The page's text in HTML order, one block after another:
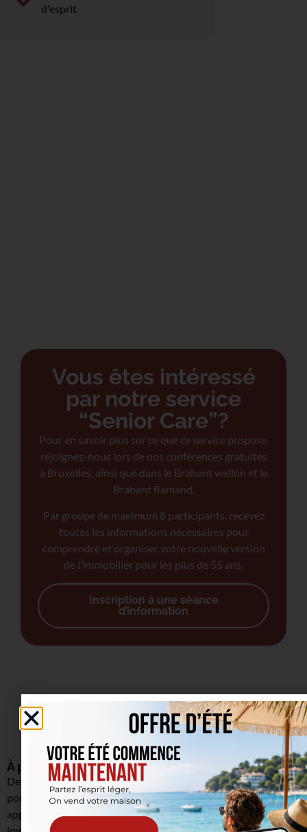
d'esprit
Vous êtes intéressé
par notre service
“Senior Care”?
Pour en savoir plus sur ce que ce service propose,
rejoignez-nous lors de nos conférences gratuites
à Bruxelles, ainsi que dans le Brabant wallon et le
Brabant flamand.
Par groupe de maximum 8 participants, recevez
toutes les informations nécessaires pour
comprendre et organiser votre nouvelle version
de l’immobilier pour les plus de 55 ans.
Inscription à une séance
d’information
À propos
Depuis 2015, notre agence immobilière vous accompagne
pour la vente de votre maison ou la location de votre
appartement à Bruxelles. Notre connaissance aiguë du marché